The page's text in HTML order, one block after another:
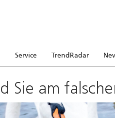
Service TrendRadar
Sie am